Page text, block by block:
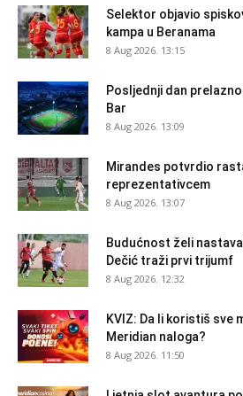
Selektor objavio
kampa u Beranama
8 Aug 2026. 13:15
Posljednji dan
Bar
8 Aug 2026. 13:09
Mirandes potvrdio
reprezentativcem
8 Aug 2026. 13:07
Budućnost želi
Dečić traži prvi trijumf
8 Aug 2026. 12:32
KVIZ: Da li koristiš sve
Meridian naloga?
8 Aug 2026. 11:50